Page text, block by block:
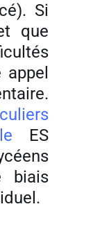
Si
que
ES
biais